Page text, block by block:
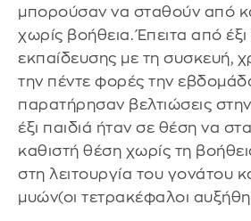
μπορούσαν να σταθούν από
χωρίς βοήθεια. Έπειτα από
εκπαίδευσης με τη συσκευή,
την πέντε φορές την
παρατήρησαν βελτιώσεις
έξι παιδιά ήταν σε θέση να
καθιστή θέση χωρίς τη
στη λειτουργία του γονάτου
μυών(οι τετρακέφαλοι